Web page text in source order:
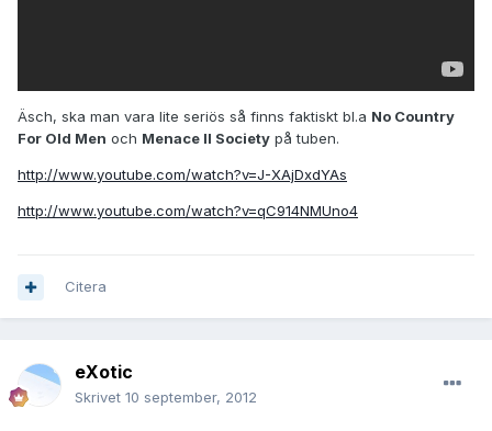
Äsch, ska man vara lite seriös så finns faktiskt bl.a No Country
For Old Men och Menace II Society på tuben.
http://www.youtube.com/watch?v=J-XAjDxdYAs
http://www.youtube.com/watch?v=qC914NMUno4
Citera
eXotic
Skrivet 10 september, 2012